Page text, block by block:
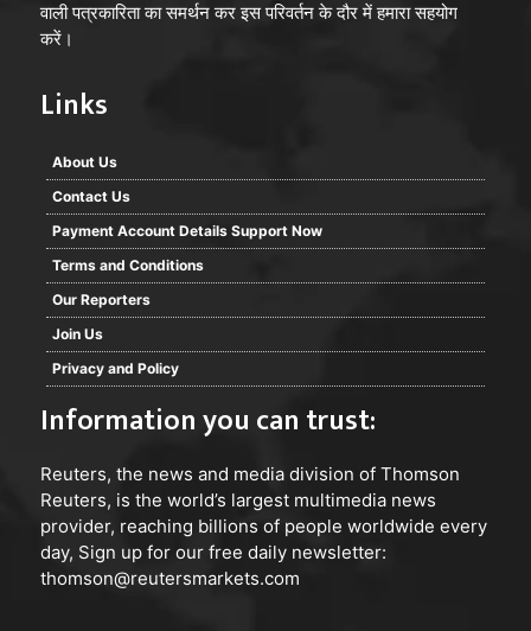
वाली पत्रकारिता का समर्थन कर इस परिवर्तन के दौर में हमारा सहयोग
करें।
Links
About Us
Contact Us
Payment Account Details Support Now
Terms and Conditions
Our Reporters
Join Us
Privacy and Policy
Information you can trust:
Reuters, the news and media division of Thomson
Reuters, is the world’s largest multimedia news
provider, reaching billions of people worldwide every
day, Sign up for our free daily newsletter:
thomson@reutersmarkets.com